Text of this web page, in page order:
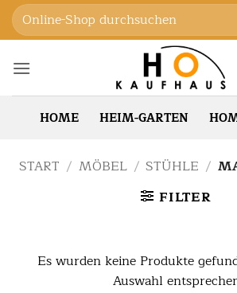
Zum
Inhalt
Suchen
nach:
HOME HEIM-GARTEN
START / MÖBEL / STÜHLE /
FILTER
Es wurden keine Produkte
Auswahl